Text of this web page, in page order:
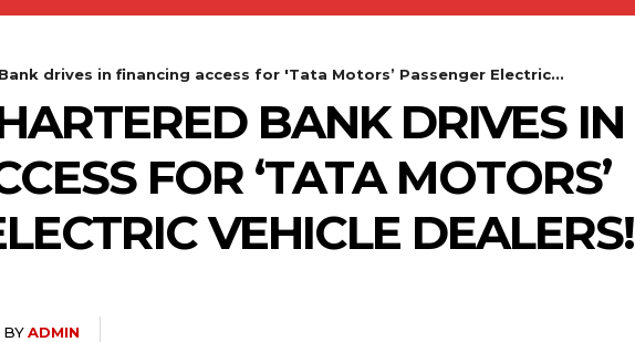
drives in financing access for 'Tata Motors’ Passenger Electric...
BANK DRIVES IN
FOR ‘TATA MOTORS’
VEHICLE DEALERS!
BYADMIN